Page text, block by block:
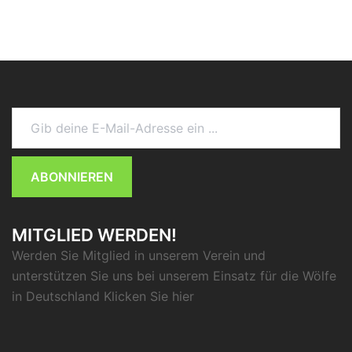
Gib deine E-Mail-Adresse ein ...
ABONNIEREN
MITGLIED WERDEN!
Werden Sie Mitglied in unserem Verein und
unterstützen Sie uns bei unserem Einsatz für die Wölfe
in Deutschland Klicken Sie hier